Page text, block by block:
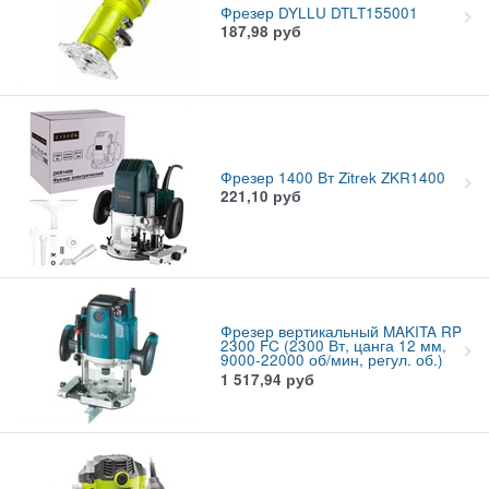
Фрезер DYLLU DTLT155001
187,98 руб
Фрезер 1400 Вт Zitrek ZKR1400
221,10 руб
Фрезер вертикальный MAKITA RP
2300 FC (2300 Вт, цанга 12 мм,
9000-22000 об/мин, регул. об.)
1 517,94 руб